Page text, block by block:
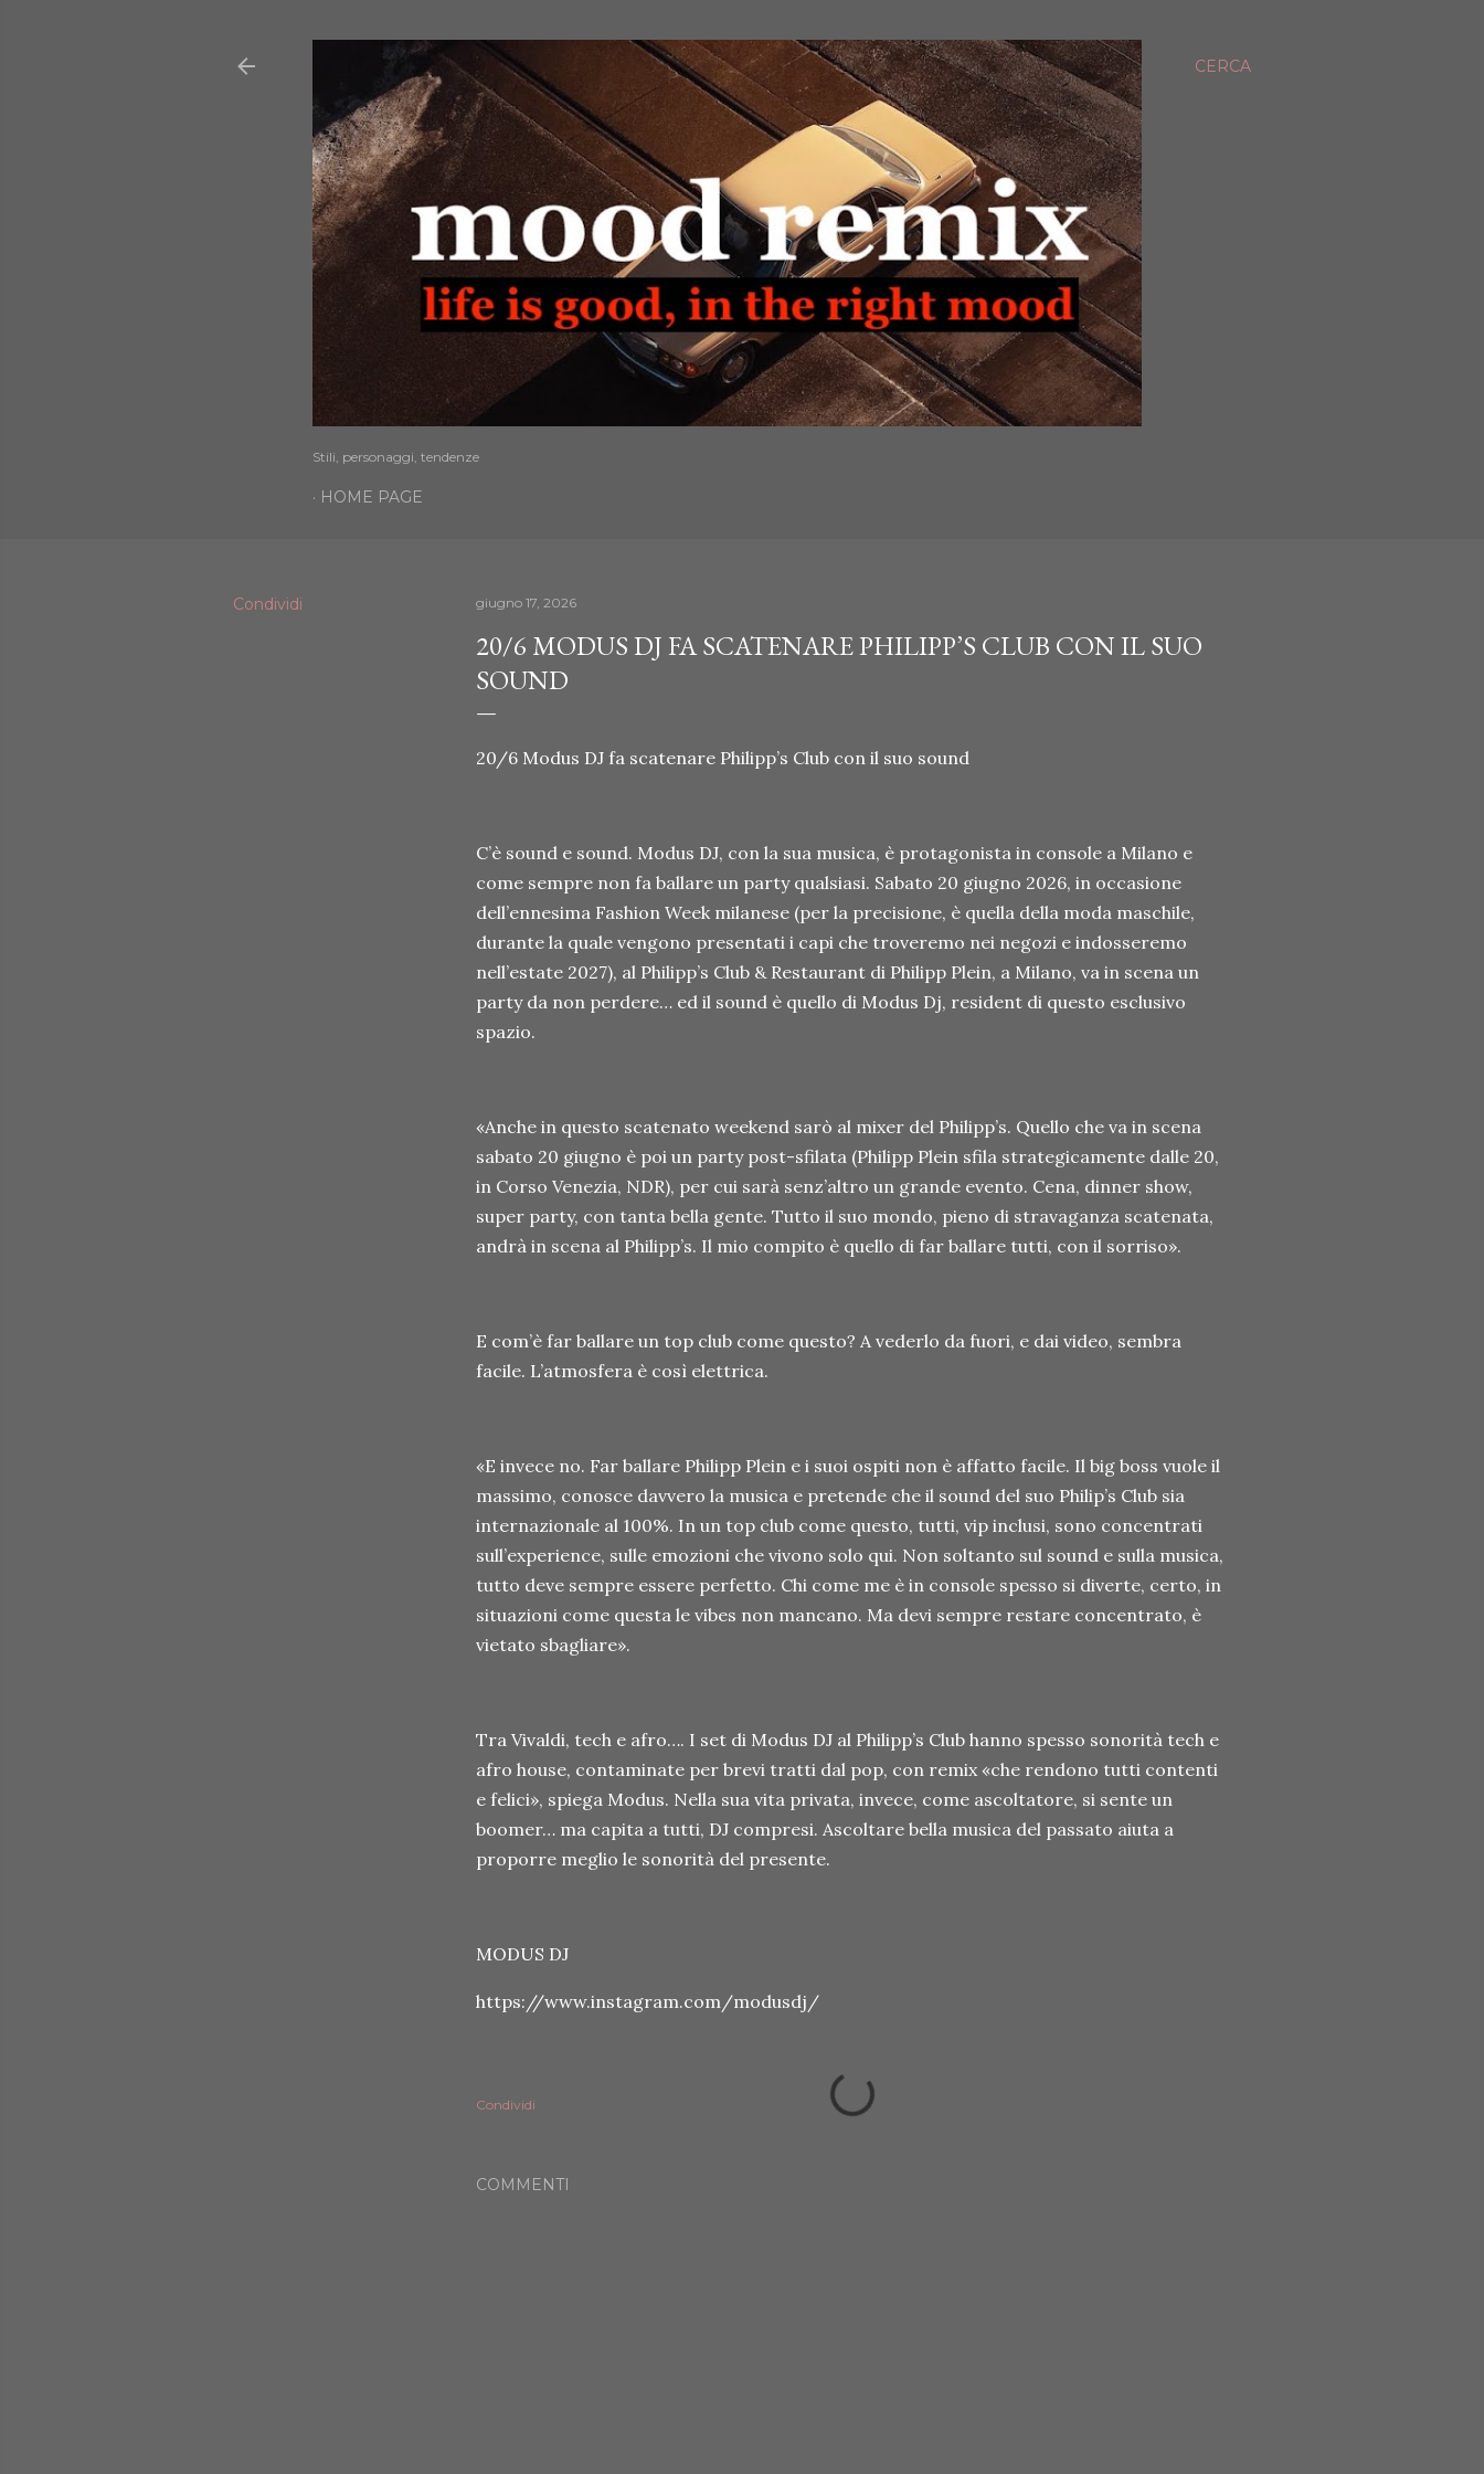
CERCA
Stili, personaggi, tendenze
HOME PAGE
Condividi giugno 17, 2026
20/6 MODUS DJ FA SCATENARE PHILIPP’S CLUB CON IL SUO
SOUND
20/6 Modus DJ fa scatenare Philipp’s Club con il suo sound
C’è sound e sound. Modus DJ, con la sua musica, è protagonista in console a Milano e
come sempre non fa ballare un party qualsiasi. Sabato 20 giugno 2026, in occasione
dell’ennesima Fashion Week milanese (per la precisione, è quella della moda maschile,
durante la quale vengono presentati i capi che troveremo nei negozi e indosseremo
nell’estate 2027), al Philipp’s Club & Restaurant di Philipp Plein, a Milano, va in scena un
party da non perdere… ed il sound è quello di Modus Dj, resident di questo esclusivo
spazio.
«Anche in questo scatenato weekend sarò al mixer del Philipp’s. Quello che va in scena
sabato 20 giugno è poi un party post-sfilata (Philipp Plein sfila strategicamente dalle 20,
in Corso Venezia, NDR), per cui sarà senz’altro un grande evento. Cena, dinner show,
super party, con tanta bella gente. Tutto il suo mondo, pieno di stravaganza scatenata,
andrà in scena al Philipp’s. Il mio compito è quello di far ballare tutti, con il sorriso».
E com’è far ballare un top club come questo? A vederlo da fuori, e dai video, sembra
facile. L’atmosfera è così elettrica.
«E invece no. Far ballare Philipp Plein e i suoi ospiti non è affatto facile. Il big boss vuole il
massimo, conosce davvero la musica e pretende che il sound del suo Philip’s Club sia
internazionale al 100%. In un top club come questo, tutti, vip inclusi, sono concentrati
sull’experience, sulle emozioni che vivono solo qui. Non soltanto sul sound e sulla musica,
tutto deve sempre essere perfetto. Chi come me è in console spesso si diverte, certo, in
situazioni come questa le vibes non mancano. Ma devi sempre restare concentrato, è
vietato sbagliare».
Tra Vivaldi, tech e afro…. I set di Modus DJ al Philipp’s Club hanno spesso sonorità tech e
afro house, contaminate per brevi tratti dal pop, con remix «che rendono tutti contenti
e felici», spiega Modus. Nella sua vita privata, invece, come ascoltatore, si sente un
boomer… ma capita a tutti, DJ compresi. Ascoltare bella musica del passato aiuta a
proporre meglio le sonorità del presente.
MODUS DJ
https://www.instagram.com/modusdj/
Condividi
COMMENTI